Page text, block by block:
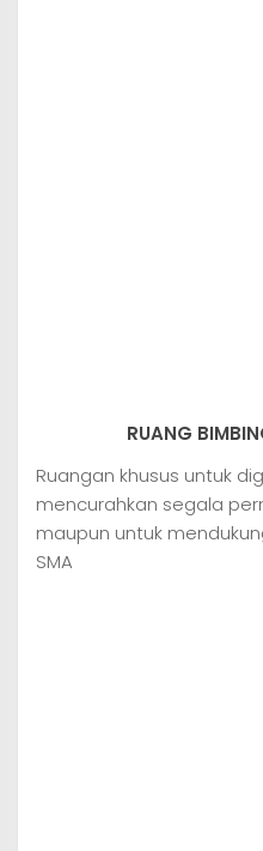
RUANG
Ruangan khusus untuk
mencurahkan segala
maupun untuk
SMA